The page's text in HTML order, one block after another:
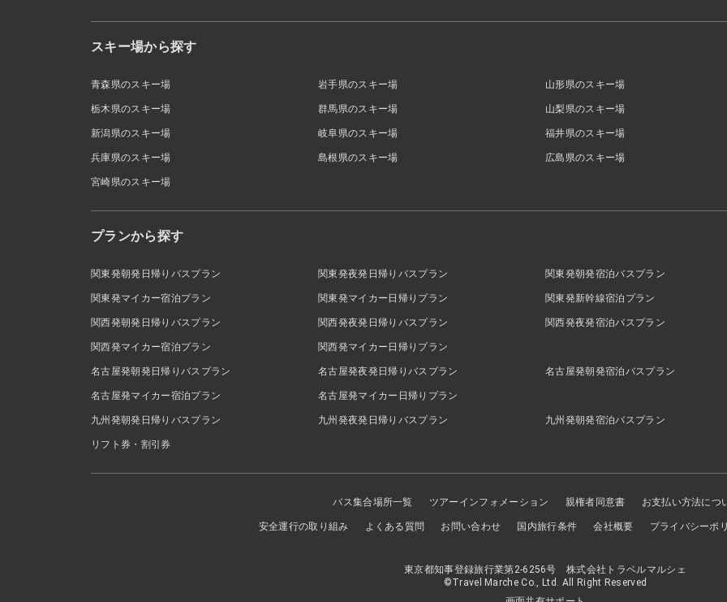
スキー場から探す
青森県のスキー場 岩手県のスキー場 山形県のスキー場
栃木県のスキー場 群馬県のスキー場 山梨県のスキー場
新潟県のスキー場 岐阜県のスキー場 福井県のスキー場
兵庫県のスキー場 島根県のスキー場 広島県のスキー場
宮崎県のスキー場
プランから探す
関東発朝発日帰りバスプラン 関東発夜発日帰りバスプラン 関東発朝発宿泊バスプラン
関東発マイカー宿泊プラン 関東発マイカー日帰りプラン 関東発新幹線宿泊プラン
関西発朝発日帰りバスプラン 関西発夜発日帰りバスプラン 関西発夜発宿泊バスプラン
関西発マイカー宿泊プラン 関西発マイカー日帰りプラン
名古屋発朝発日帰りバスプラン 名古屋発夜発日帰りバスプラン 名古屋発朝発宿泊バスプラン
名古屋発マイカー宿泊プラン 名古屋発マイカー日帰りプラン
九州発朝発日帰りバスプラン 九州発夜発日帰りバスプラン 九州発朝発宿泊バスプラン
リフト券・割引券
バス集合場所一覧 ツアーインフォメーション 親権者同意書 お支払い方法につ
安全運行の取り組み よくある質問 お問い合わせ 国内旅行条件 会社概要 プライバシーポ
東京都知事登録旅行業第2-6256号 株式会社トラベルマルシェ
©Travel Marche Co., Ltd. All Right Reserved